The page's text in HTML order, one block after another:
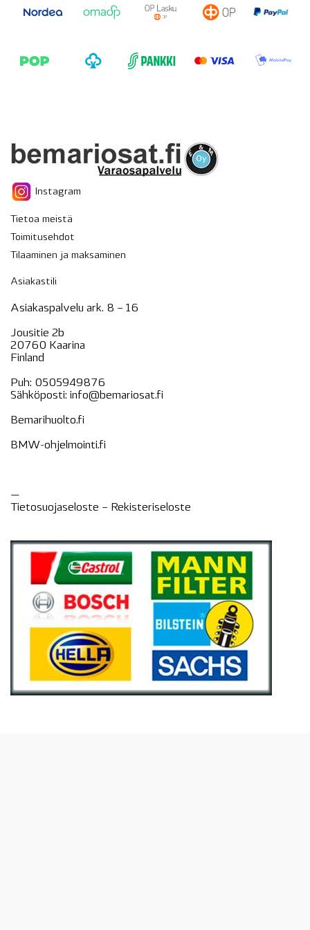
Instagram
Tietoa meistä
Toimitusehdot
Tilaaminen ja maksaminen
Asiakastili
Asiakaspalvelu ark. 8 – 16
Jousitie 2b
20760 Kaarina
Finland
Puh: 0505949876
Sähköposti: info@bemariosat.fi
Bemarihuolto.fi
BMW-ohjelmointi.fi
—
Tietosuojaseloste – Rekisteriseloste